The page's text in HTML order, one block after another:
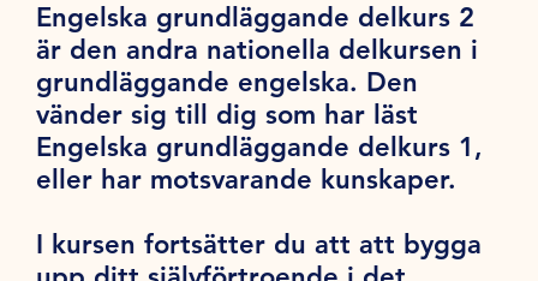
Engelska grundläggande delkurs 2
är den andra nationella delkursen i
grundläggande engelska. Den
vänder sig till dig som har läst
Engelska grundläggande delkurs 1,
eller har motsvarande kunskaper.
I kursen fortsätter du att att bygga